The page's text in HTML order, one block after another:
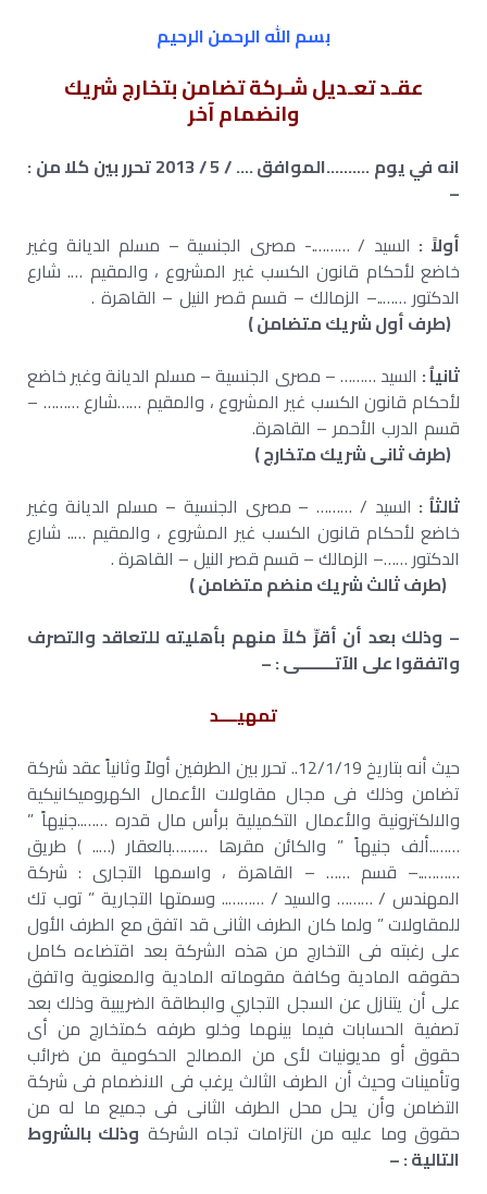
بسم الله الرحمن الرحيم
عقـد تعـديل شـركة تضامن بتخارج شريك
وانضمام آخر
انه في يوم ……….الموافق …. / 5 / 2013 تحرر بين كلا من :
–
أولاً : السيد / ……….- مصرى الجنسية – مسلم الديانة وغير
خاضع لأحكام قانون الكسب غير المشروع ، والمقيم …. شارع
الدكتور ……..– الزمالك – قسم قصر النيل – القاهرة .
(طرف أول شريك متضامن )
ثانياُ : السيد ……… – مصرى الجنسية – مسلم الديانة وغير خاضع
لأحكام قانون الكسب غير المشروع ، والمقيم ……شارع ……… –
قسم الدرب الأحمر – القاهرة.
(طرف ثانى شريك متخارج )
ثالثاُ : السيد / ……… – مصرى الجنسية – مسلم الديانة وغير
خاضع لأحكام قانون الكسب غير المشروع ، والمقيم ….. شارع
الدكتور ……– الزمالك – قسم قصر النيل – القاهرة .
(طرف ثالث شريك منضم متضامن )
– وذلك بعد أن أقرِّ كلاً منهم بأهليته للتعاقد والتصرف
واتفقوا على الآتــــــــى : –
تمهيــــد
حيث أنه بتاريخ 12/1/19.. تحرر بين الطرفين أولاً وثانياً عقد شركة
تضامن وذلك فى مجال مقاولات الأعمال الكهروميكانيكية
والالكترونية والأعمال التكميلية برأس مال قدره ……..جنيهاً ”
……..ألف جنيهاً ” والكائن مقرها ………بالعقار (….. ) طريق
………..– قسم …… – القاهرة ، واسمها التجارى : شركة
المهندس / ……… والسيد / ……….. وسمتها التجارية ” توب تك
للمقاولات ” ولما كان الطرف الثانى قد اتفق مع الطرف الأول
على رغبته فى التخارج من هذه الشركة بعد اقتضاءه كامل
حقوقه المادية وكافة مقوماته المادية والمعنوية واتفق
على أن يتنازل عن السجل التجاري والبطاقة الضريبية وذلك بعد
تصفية الحسابات فيما بينهما وخلو طرفه كمتخارج من أى
حقوق أو مديونيات لأى من المصالح الحكومية من ضرائب
وتأمينات وحيث أن الطرف الثالث يرغب فى الانضمام فى شركة
التضامن وأن يحل محل الطرف الثانى فى جميع ما له من
حقوق وما عليه من التزامات تجاه الشركة وذلك بالشروط
التالية : –